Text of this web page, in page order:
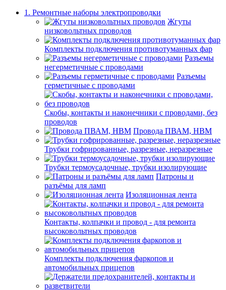
1. Ремонтные наборы электропроводки
Жгуты
низковольтных проводов
Комплекты подключения противотуманных фар
Разъемы
негерметичные с проводами
Разъемы
герметичные с проводами
Скобы, контакты и наконечники с проводами, без
проводов
Провода ПВАМ, НВМ
Трубки гофрированные, разрезные, неразрезные
Трубки термоусадочные, трубки изолирующие
Патроны и
разъёмы для ламп
Изоляционная лента
Контакты, колпачки и провод - для ремонта
высоковольтных проводов
Комплекты подключения фаркопов и
автомобильных прицепов